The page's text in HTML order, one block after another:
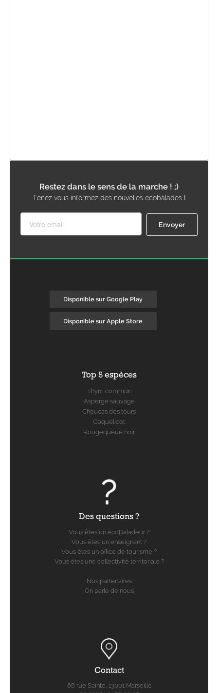
Restez dans le sens de la marche ! ;)
Tenez vous informez des nouvelles ecobalades !
Disponible sur Google Play
Disponible sur Apple Store
Top 5 espèces
Thym commun
Asperge sauvage
Choucas des tours
Coquelicot
Rougequeue noir
Des questions ?
Vous êtes un ecoBaladeur ?
Vous êtes un enseignant ?
Vous êtes un office de tourisme ?
Vous êtes une collectivité territoriale ?
Nos partenaires
On parle de nous
Contact
68 rue Sainte, 13001 Marseille